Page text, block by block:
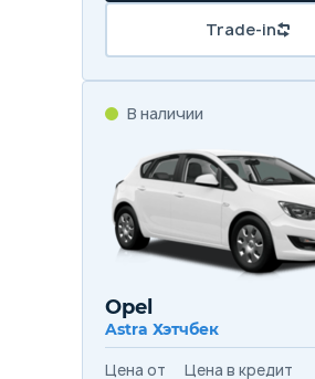
Trade-in
В наличии
Opel
Astra Хэтчбек
Цена от Цена в кредит